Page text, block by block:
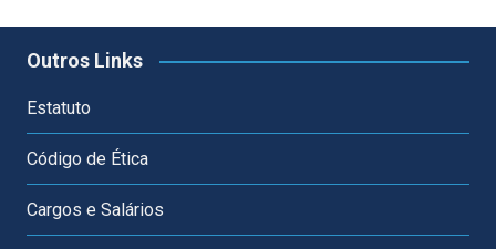
Outros Links
Estatuto
Código de Ética
Cargos e Salários